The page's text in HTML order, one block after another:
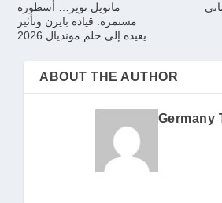
مانويل نوير… أسطورة
مستمرة: قيادة بايرن وتأثير
يعيده إلى حلم مونديال 2026
ABOUT THE AUTHOR
Germany